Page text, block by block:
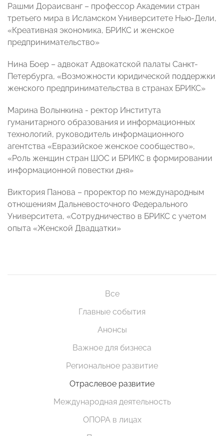
Рашми Дораисванг – профессор Академии стран
третьего мира в Исламском Университете Нью-Дели,
«Креативная экономика, БРИКС и женское
предпринимательство»
Нина Боер – адвокат Адвокатской палаты Санкт-
Петербурга, «Возможности юридической поддержки
женского предпринимательства в странах БРИКС»
Марина Волынкина - ректор Института
гуманитарного образования и информационных
технологий, руководитель информационного
агентства «Евразийское женское сообщество»,
«Роль женщин стран ШОС и БРИКС в формировании
информационной повестки дня»
Виктория Панова – проректор по международным
отношениям Дальневосточного Федерального
Университета, «Сотрудничество в БРИКС с учетом
опыта «Женской Двадцатки»
Все
Главные события
Анонсы
Важное для бизнеса
Региональное развитие
Отраслевое развитие
Международная деятельность
ОПОРА в лицах